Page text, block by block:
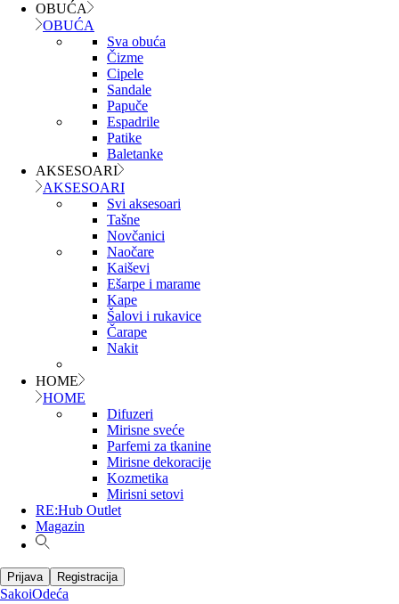
OBUĆA
OBUĆA
Sva obuća
Čizme
Cipele
Sandale
Papuče
Espadrile
Patike
Baletanke
AKSESOARI
AKSESOARI
Svi aksesoari
Tašne
Novčanici
Naočare
Kaiševi
Ešarpe i marame
Kape
Šalovi i rukavice
Čarape
Nakit
HOME
HOME
Difuzeri
Mirisne sveće
Parfemi za tkanine
Mirisne dekoracije
Kozmetika
Mirisni setovi
RE:Hub Outlet
Magazin
Prijava Registracija
SakoiOdeća